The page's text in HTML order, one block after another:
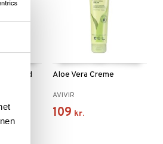
Aloe Vera Creme
AVIVIR
109 kr.